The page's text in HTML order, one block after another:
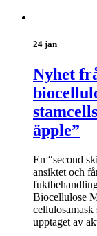
24 jan
Nyhet
äpple”
En “second
ansiktet och
Biocellulose
cellulosamask
upptaget av